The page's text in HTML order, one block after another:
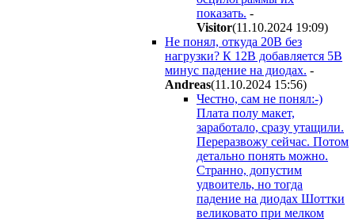
показать. -
Visitor(11.10.2024 19:09)
Не понял, откуда 20В без
нагрузки? К 12В добавляется 5В
минус падение на диодах. -
Andreas(11.10.2024 15:56)
Честно, сам не понял:-)
Плата полу макет,
заработало, сразу утащили.
Переразвожу сейчас. Потом
детально понять можно.
Странно, допустим
удвоитель, но тогда
падение на диодах Шоттки
великовато при мелком